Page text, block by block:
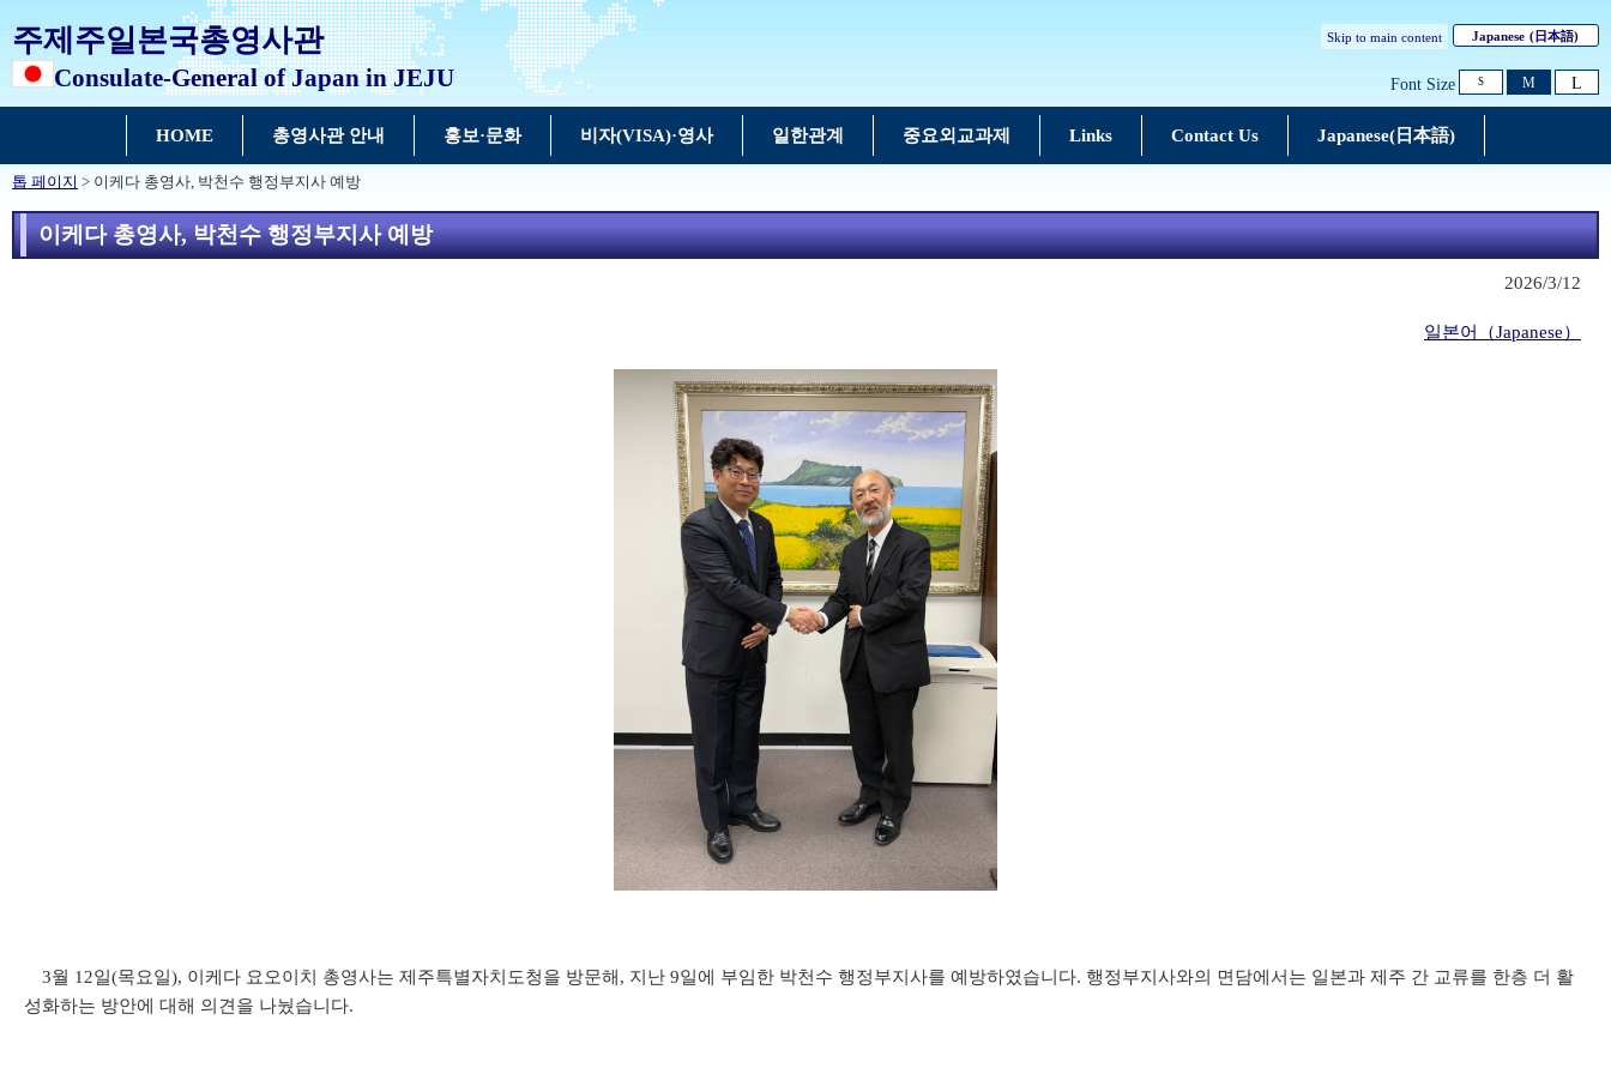
주제주일본국총영사관
Consulate-General of Japan in JEJU
Skip to main content Japanese (日本語)
Font Size S M L
HOME 총영사관 안내 홍보·문화 비자(VISA)·영사 일한관계 중요외교과제 Links Contact Us Japanese(日本語)
톱 페이지 > 이케다 총영사, 박천수 행정부지사 예방
이케다 총영사, 박천수 행정부지사 예방
2026/3/12
일본어（Japanese）
3월 12일(목요일), 이케다 요오이치 총영사는 제주특별자치도청을 방문해, 지난 9일에 부임한 박천수 행정부지사를 예방하였습니다. 행정부지사와의 면담에서는 일본과 제주 간 교류를 한층 더 활
성화하는 방안에 대해 의견을 나눴습니다.